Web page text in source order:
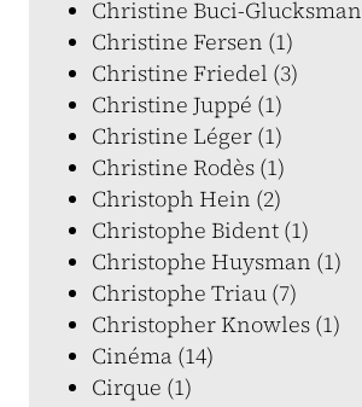
Christine Buci-
Christine Fersen (1)
Christine Friedel (3)
Christine Juppé (1)
Christine Léger (1)
Christine Rodès (1)
Christoph Hein (2)
Christophe Bident (1)
Christophe Huysman (1)
Christophe Triau (7)
Christopher Knowles (1)
Cinéma (14)
Cirque (1)